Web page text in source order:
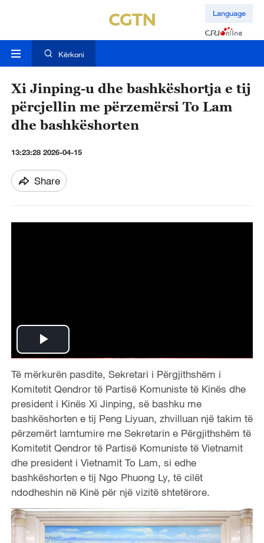
Language
Kërkoni
Xi Jinping-u dhe bashkëshortja e tij
përcjellin me përzemërsi To Lam
dhe bashkëshorten
13:23:28 2026-04-15
Share
P
l
a
y
V
i
d
e
Të mërkurën pasdite, Sekretari i Përgjithshëm i
Komitetit Qendror të Partisë Komuniste të Kinës dhe
president i Kinës Xi Jinping, së bashku me
bashkëshorten e tij Peng Liyuan, zhvilluan një takim të
përzemërt lamtumire me Sekretarin e Përgjithshëm të
Komitetit Qendror të Partisë Komuniste të Vietnamit
dhe president i Vietnamit To Lam, si edhe
bashkëshorten e tij Ngo Phuong Ly, të cilët
ndodheshin në Kinë për një vizitë shtetërore.